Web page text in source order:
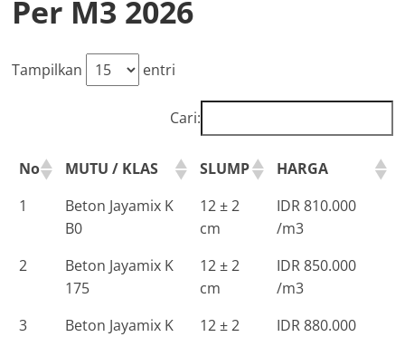
Per M3 2026
Tampilkan entri
Cari:
No MUTU / KLAS SLUMP
HARGA
1
Beton Jayamix K
B0
12 ± 2
cm
IDR 810.000
/m3
2
Beton Jayamix K
175
12 ± 2
cm
IDR 850.000
/m3
3
Beton Jayamix K
12 ± 2
IDR 880.000